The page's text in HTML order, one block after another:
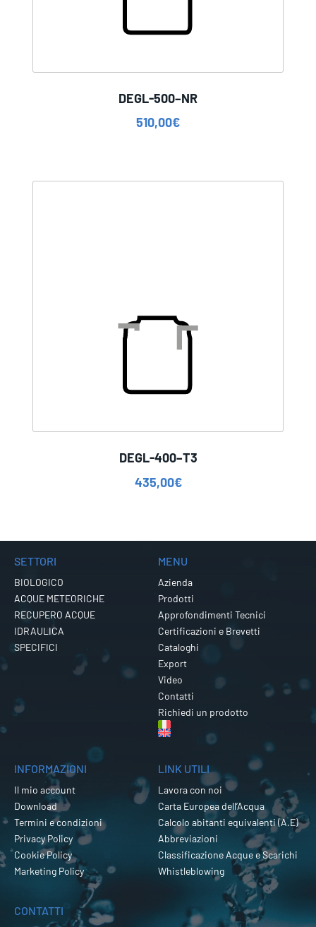
DEGL-500–NR
510,00€
DEGL-400–T3
435,00€
SETTORI
BIOLOGICO
ACQUE METEORICHE
RECUPERO ACQUE
IDRAULICA
SPECIFICI
MENU
Azienda
Prodotti
Approfondimenti Tecnici
Certificazioni e Brevetti
Cataloghi
Export
Video
Contatti
Richiedi un prodotto
INFORMAZIONI
Il mio account
Download
Termini e condizioni
Privacy Policy
Cookie Policy
Marketing Policy
LINK UTILI
Lavora con noi
Carta Europea dell’Acqua
Calcolo abitanti equivalenti (A.E)
Abbreviazioni
Classificazione Acque e Scarichi
Whistleblowing
CONTATTI